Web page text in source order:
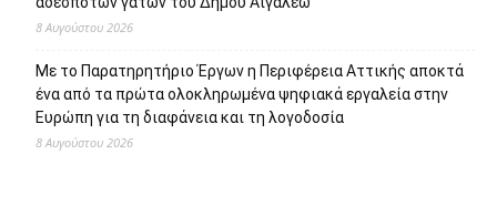
το εκπαιδευτικό έτος 2026-2027
8 Αυγούστου 2026
Επιστροφή στην πόλη τον Σεπτέμβριο και πάλι ΜΑΖΙ στο
Άλσος Περιστερίου
8 Αυγούστου 2026